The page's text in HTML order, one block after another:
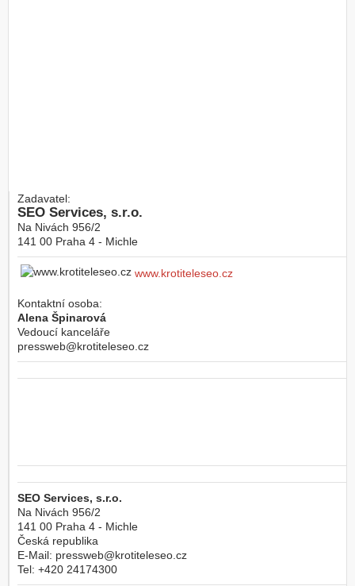
Zadavatel:
SEO Services, s.r.o.
Na Nivách 956/2
141 00 Praha 4 - Michle
www.krotiteleseo.cz
Kontaktní osoba:
Alena Špinarová
Vedoucí kanceláře
pressweb@krotiteleseo.cz
SEO Services, s.r.o.
Na Nivách 956/2
141 00 Praha 4 - Michle
Česká republika
E-Mail: pressweb@krotiteleseo.cz
Tel: +420 24174300